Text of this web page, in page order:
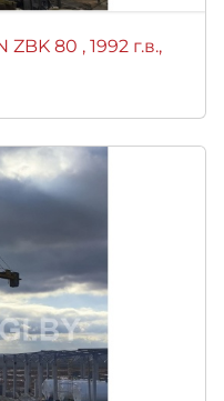
80 , 1992 г.в.,